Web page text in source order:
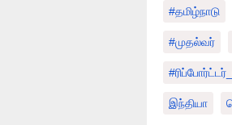
#தமிழ்நாடு
#முதல்வர்
இந்தியா